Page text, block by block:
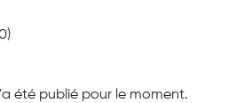
été publié pour le moment.